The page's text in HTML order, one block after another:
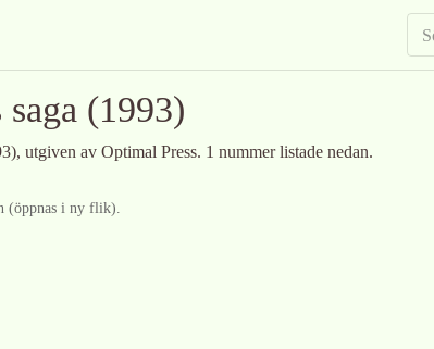
(1993)
, utgiven av Optimal Press. 1 nummer listade nedan.
(öppnas i ny flik).